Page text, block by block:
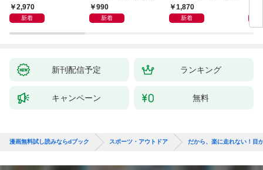
2,970
新着
990
新着
らせん流 ゆるらく歩
き
1,870
新着
新刊配信予定 ランキング
キャンペーン 無料
漫画無料試し読みならdブック スポーツ・アウトドア だから、楽に走れない！目